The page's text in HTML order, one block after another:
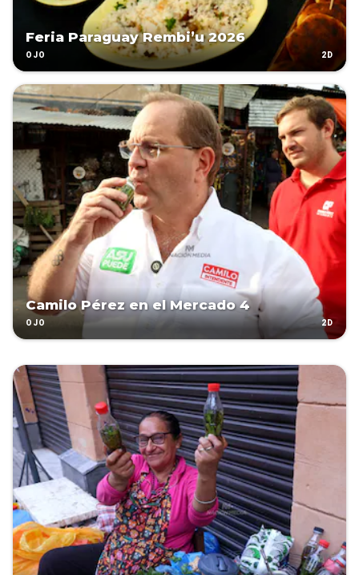
Feria Paraguay Rembi’u 2026
OJO 2D
Camilo Pérez en el Mercado 4
OJO 2D